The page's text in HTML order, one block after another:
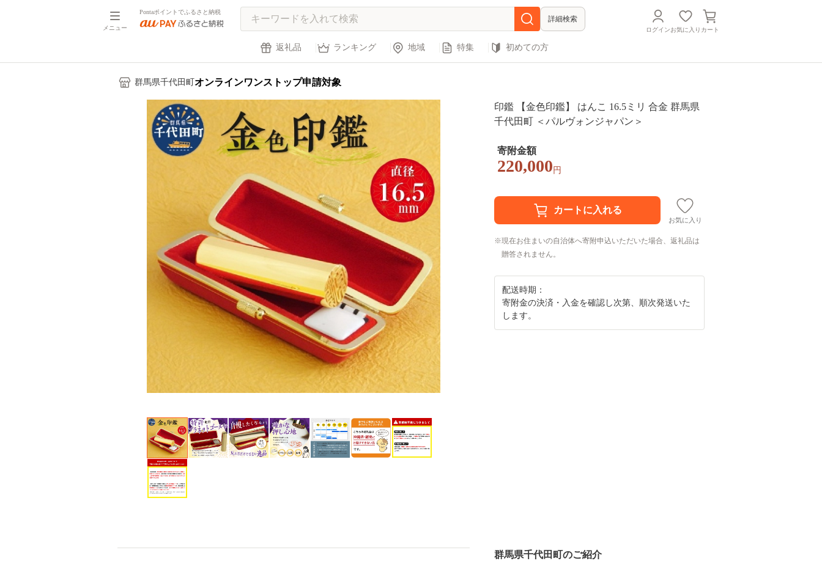
メニュー
Pontaポイントでふるさと納税
詳細検索
ログインお気に入り カート
返礼品 ランキング 地域 特集 初めての方
群馬県千代田町 オンラインワンストップ申請対象
印鑑 【金色印鑑】 はんこ 16.5ミリ 合金 群馬県
千代田町 ＜パルヴォンジャパン＞
寄附金額
220,000 円
お気に入り
現在お住まいの自治体へ寄附申込いただいた場合、返礼品は
贈答されません。
配送時期：
寄附金の決済・入金を確認し次第、順次発送いた
します。
群馬県千代田町のご紹介